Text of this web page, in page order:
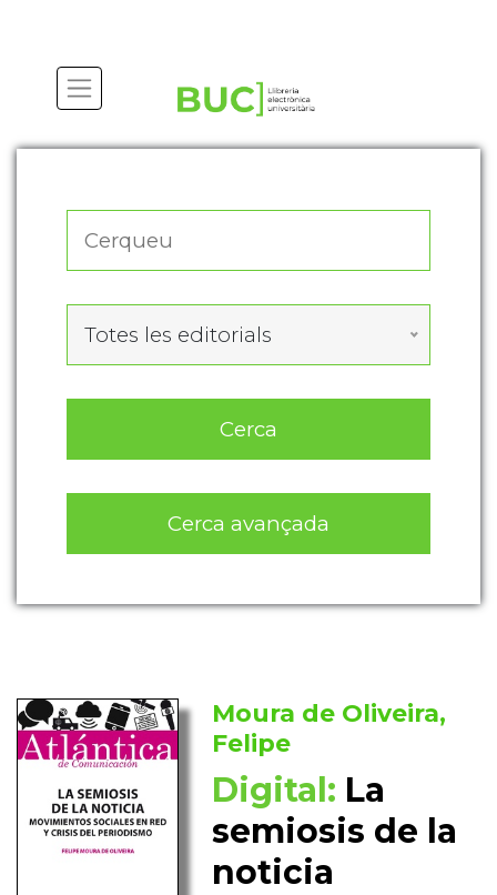
Totes les editorials
Cerca
Cerca avançada
Moura de Oliveira,
Felipe
Digital: La
semiosis de la
noticia